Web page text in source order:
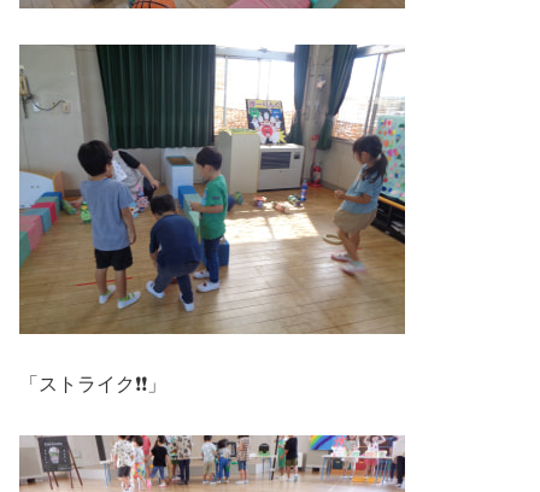
「ストライク❗❗」